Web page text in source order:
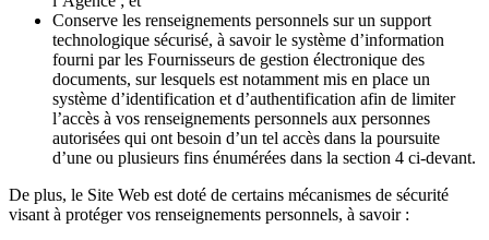
Conserve les renseignements personnels sur un support
technologique sécurisé, à savoir le système d’information
fourni par les Fournisseurs de gestion électronique des
documents, sur lesquels est notamment mis en place un
système d’identification et d’authentification afin de limiter
l’accès à vos renseignements personnels aux personnes
autorisées qui ont besoin d’un tel accès dans la poursuite
d’une ou plusieurs fins énumérées dans la section 4 ci-devant.
De plus, le Site Web est doté de certains mécanismes de sécurité
visant à protéger vos renseignements personnels, à savoir :